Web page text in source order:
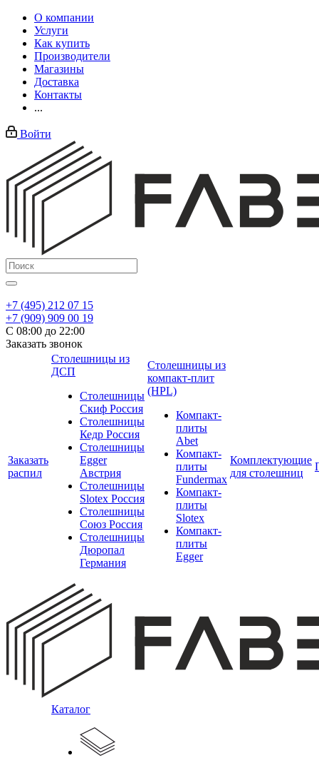
О компании
Услуги
Как купить
Производители
Магазины
Доставка
Контакты
...
Войти
+7 (495) 212 07 15
+7 (909) 909 00 19
С 08:00 до 22:00
Заказать звонок
Заказать
распил
Столешницы из
ДСП
Столешницы
Скиф Россия
Столешницы
Кедр Россия
Столешницы
Egger
Австрия
Столешницы
Slotex Россия
Столешницы
Союз Россия
Столешницы
Дюропал
Германия
Столешницы из
компакт-плит
(HPL)
Компакт-
плиты
Abet
Компакт-
плиты
Fundermax
Компакт-
плиты
Slotex
Компакт-
плиты
Egger
Комплектующие
для столешниц
Каталог